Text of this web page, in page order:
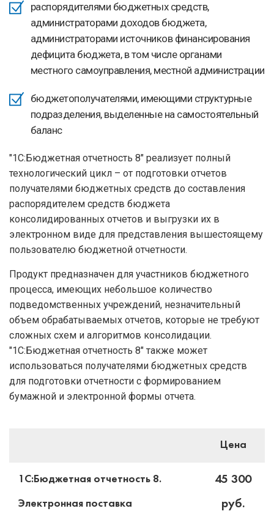
распорядителями бюджетных средств,
администраторами доходов бюджета,
администраторами источников финансирования
дефицита бюджета, в том числе органами
местного самоуправления, местной администрации
бюджетополучателями, имеющими структурные
подразделения, выделенные на самостоятельный
баланс
"1С:Бюджетная отчетность 8" реализует полный
технологический цикл – от подготовки отчетов
получателями бюджетных средств до составления
распорядителем средств бюджета
консолидированных отчетов и выгрузки их в
электронном виде для представления вышестоящему
пользователю бюджетной отчетности.
Продукт предназначен для участников бюджетного
процесса, имеющих небольшое количество
подведомственных учреждений, незначительный
объем обрабатываемых отчетов, которые не требуют
сложных схем и алгоритмов консолидации.
"1С:Бюджетная отчетность 8" также может
использоваться получателями бюджетных средств
для подготовки отчетности с формированием
бумажной и электронной формы отчета.
Цена
1С:Бюджетная отчетность 8.
Электронная поставка
45 300
руб.